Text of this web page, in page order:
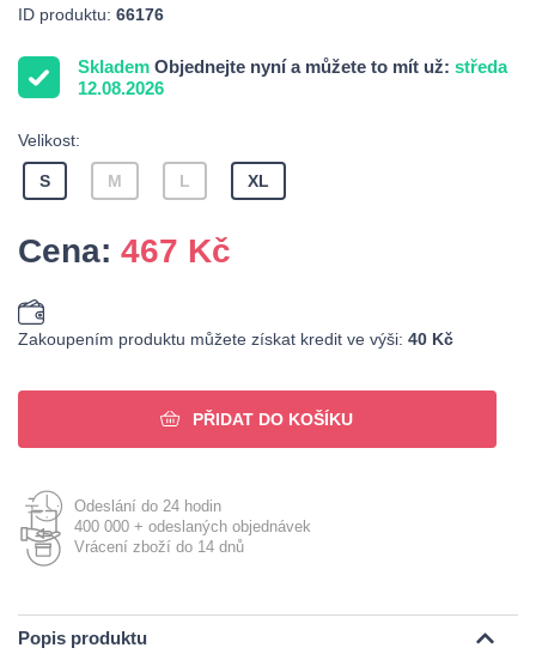
ID produktu: 66176
Skladem Objednejte nyní a můžete to mít už: středa
12.08.2026
Velikost:
S M L XL
Cena: 467 Kč
Zakoupením produktu můžete získat kredit ve výši: 40 Kč
PŘIDAT DO KOŠÍKU
Odeslání do 24 hodin
400 000 + odeslaných objednávek
Vrácení zboží do 14 dnů
Popis produktu